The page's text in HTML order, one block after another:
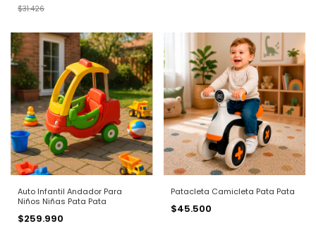
$31.426
Auto Infantil Andador Para
Niños Niñas Pata Pata
$259.990
Patacleta Camicleta Pata Pata
$45.500